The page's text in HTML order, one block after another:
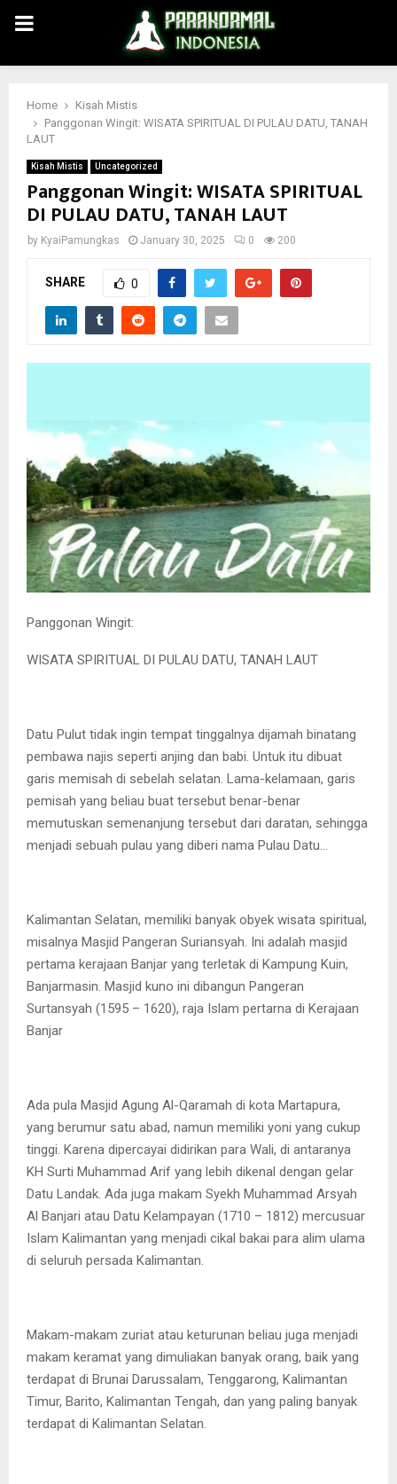
PRIMARY
MENU
Home
Kisah Mistis
Panggonan Wingit: WISATA SPIRITUAL DI PULAU DATU, TANAH
LAUT
Kisah Mistis Uncategorized
Panggonan Wingit: WISATA SPIRITUAL
DI PULAU DATU, TANAH LAUT
by KyaiPamungkas January 30, 2025 0 200
SHARE 0
Panggonan Wingit:
WISATA SPIRITUAL DI PULAU DATU, TANAH LAUT
Datu Pulut tidak ingin tempat tinggalnya dijamah binatang
pembawa najis seperti anjing dan babi. Untuk itu dibuat
garis memisah di sebelah selatan. Lama-kelamaan, garis
pemisah yang beliau buat tersebut benar-benar
memutuskan semenanjung tersebut dari daratan, sehingga
menjadi sebuah pulau yang diberi nama Pulau Datu…
Kalimantan Selatan, memiliki banyak obyek wisata spiritual,
misalnya Masjid Pangeran Suriansyah. Ini adalah masjid
pertama kerajaan Banjar yang terletak di Kampung Kuin,
Banjarmasin. Masjid kuno ini dibangun Pangeran
Surtansyah (1595 – 1620), raja Islam pertarna di Kerajaan
Banjar
Ada pula Masjid Agung Al-Qaramah di kota Martapura,
yang berumur satu abad, namun memiliki yoni yang cukup
tinggi. Karena dipercayai didirikan para Wali, di antaranya
KH Surti Muhammad Arif yang lebih dikenal dengan gelar
Datu Landak. Ada juga makam Syekh Muhammad Arsyah
Al Banjari atau Datu Kelampayan (1710 – 1812) mercusuar
Islam Kalimantan yang menjadi cikal bakai para alim ulama
di seluruh persada Kalimantan.
Makam-makam zuriat atau keturunan beliau juga menjadi
makam keramat yang dimuliakan banyak orang, baik yang
terdapat di Brunai Darussalam, Tenggarong, Kalimantan
Timur, Barito, Kalimantan Tengah, dan yang paling banyak
terdapat di Kalimantan Selatan.